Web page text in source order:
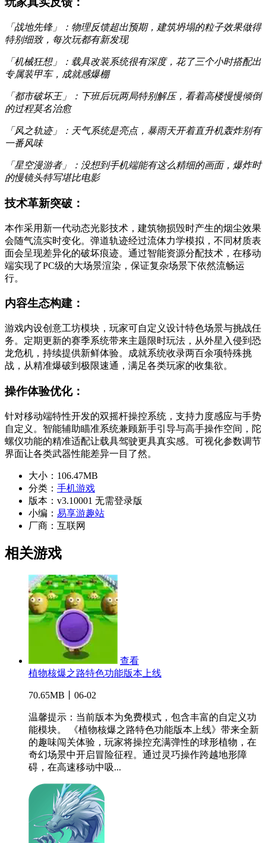
「战地先锋」：物理反馈超出预期，建筑坍塌的粒子效果做得
特别细致，每次玩都有新发现
「机械狂想」：载具改装系统很有深度，花了三个小时搭配出
专属装甲车，成就感爆棚
「都市破坏王」：下班后玩两局特别解压，看着高楼慢慢倾倒
的过程莫名治愈
「风之轨迹」：天气系统是亮点，暴雨天开着直升机轰炸别有
一番风味
「星空漫游者」：没想到手机端能有这么精细的画面，爆炸时
的慢镜头特写堪比电影
技术革新突破：
本作采用新一代动态光影技术，建筑物损毁时产生的烟尘效果
会随气流实时变化。弹道轨迹经过流体力学模拟，不同材质表
面会呈现差异化的破坏痕迹。通过智能资源分配技术，在移动
端实现了PC级的大场景渲染，保证复杂场景下依然流畅运
行。
内容生态构建：
游戏内设创意工坊模块，玩家可自定义设计特色场景与挑战任
务。定期更新的赛季系统带来主题限时玩法，从外星入侵到恐
龙危机，持续提供新鲜体验。成就系统收录两百余项特殊挑
战，从精准爆破到极限速通，满足各类玩家的收集欲。
操作体验优化：
针对移动端特性开发的双摇杆操控系统，支持力度感应与手势
自定义。智能辅助瞄准系统兼顾新手引导与高手操作空间，陀
螺仪功能的精准适配让载具驾驶更具真实感。可视化参数调节
界面让各类武器性能差异一目了然。
大小： 106.47MB
分类： 手机游戏
版本： v3.10001 无需登录版
小编： 易享游趣站
厂商： 互联网
相关游戏
查看
植物核爆之路特色功能版本上线
70.65MB丨06-02
温馨提示：当前版本为免费模式，包含丰富的自定义功
能模块。 《植物核爆之路特色功能版本上线》带来全新
的趣味闯关体验，玩家将操控充满弹性的球形植物，在
奇幻场景中开启冒险征程。通过灵巧操作跨越地形障
碍，在高速移动中吸...